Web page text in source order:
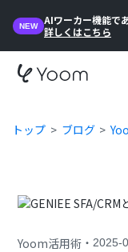
NEW
AIワーカー機能で
詳しくはこちら
トップ ブログ
Yoom活用術 ・2025-